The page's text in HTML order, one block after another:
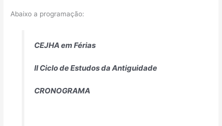
Abaixo a programação:
CEJHA em Férias
II Ciclo de Estudos da Antiguidade
CRONOGRAMA